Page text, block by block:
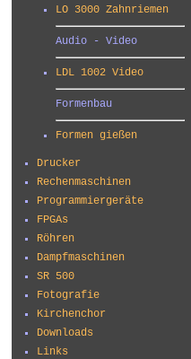
LO 3000 Zahnriemen
Audio - Video
LDL 1002 Video
Formenbau
Formen gießen
Drucker
Rechenmaschinen
Programmiergeräte
FPGAs
Röhren
Dampfmaschinen
SR 500
Fotografie
Kirchenchor
Downloads
Links